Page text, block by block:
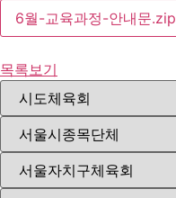
6월-교육과정-안내문.zip
목록보기